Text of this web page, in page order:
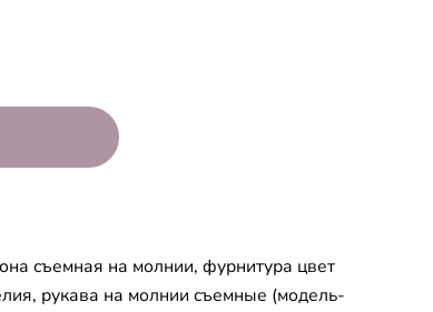
съемная на молнии, фурнитура цвет
рукава на молнии съемные (модель-